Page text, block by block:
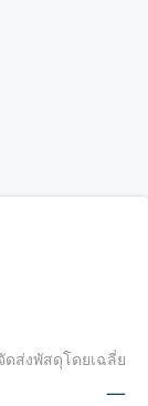
ดส่งพัสดุโดยเฉลี่ย
—